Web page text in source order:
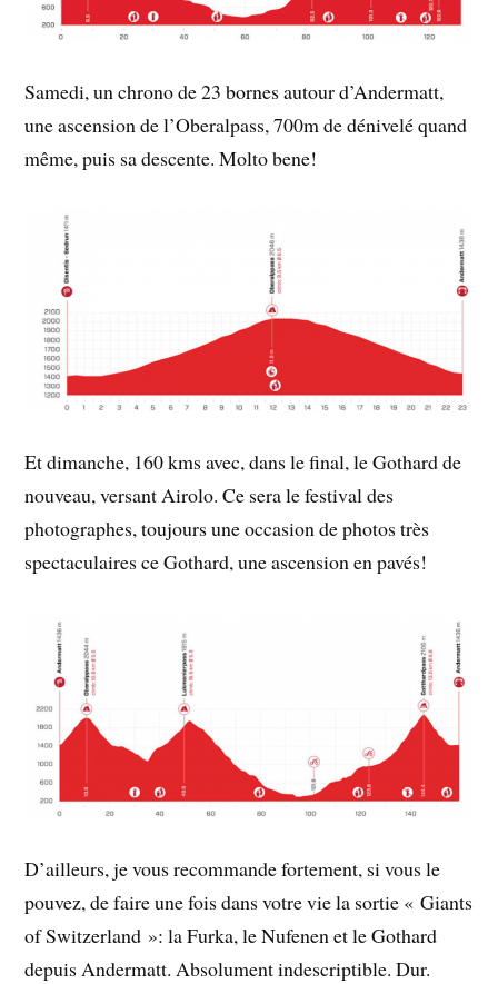
Samedi, un chrono de 23 bornes autour d’Andermatt,
une ascension de l’Oberalpass, 700m de dénivelé quand
même, puis sa descente. Molto bene!
Et dimanche, 160 kms avec, dans le final, le Gothard de
nouveau, versant Airolo. Ce sera le festival des
photographes, toujours une occasion de photos très
spectaculaires ce Gothard, une ascension en pavés!
D’ailleurs, je vous recommande fortement, si vous le
pouvez, de faire une fois dans votre vie la sortie « Giants
of Switzerland »: la Furka, le Nufenen et le Gothard
depuis Andermatt. Absolument indescriptible. Dur.